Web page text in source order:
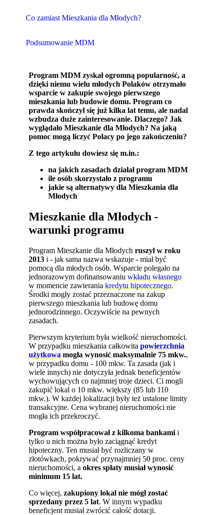
Co zamiast Mieszkania dla Młodych?
Podsumowanie MDM
Program MDM zyskał ogromną popularność, a
dzięki niemu wielu młodych Polaków otrzymało
wsparcie w zakupie swojego pierwszego
mieszkania lub budowie domu. Program co
prawda skończył się już kilka lat temu, ale nadal
wzbudza duże zainteresowanie. Dlaczego? Jak
wyglądało Mieszkanie dla Młodych? Na jaką
pomoc mogą liczyć Polacy po jego zakończeniu?
Z tego artykułu dowiesz się m.in.:
na jakich zasadach działał program MDM
ile osób skorzystało z programu
jakie są alternatywy dla Mieszkania dla
Młodych
Mieszkanie dla Młodych -
warunki programu
Program Mieszkanie dla Młodychruszył w roku
2013 i - jak sama nazwa wskazuje - miał być
pomocą dla młodych osób. Wsparcie polegało na
jednorazowym dofinansowaniuwkładu własnego
w momencie zawieraniakredytu hipotecznego.
Środki mogły zostać przeznaczone na zakup
pierwszego mieszkania lub budowę domu
jednorodzinnego. Oczywiście na pewnych
zasadach.
Pierwszym kryterium była wielkość nieruchomości.
W przypadku mieszkania całkowitapowierzchnia
użytkowa mogła wynosić maksymalnie 75 mkw.,
w przypadku domu - 100 mkw. Ta zasada (jak i
wiele innych) nie dotyczyła jednak beneficjentów
wychowujących co najmniej troje dzieci. Ci mogli
zakupić lokal o 10 mkw. większy (85 lub 110
mkw.). W każdej lokalizacji były też ustalone limity
transakcyjne. Cena wybranej nieruchomości nie
mogła ich przekroczyć.
Program współpracował z kilkoma bankami i
tylko u nich można było zaciągnąć kredyt
hipoteczny. Ten musiał być rozliczany w
złotówkach, pokrywać przynajmniej 50 proc. ceny
nieruchomości, aokres spłaty musiał wynosić
minimum 15 lat.
Co więcej,zakupiony lokal nie mógł zostać
sprzedany przez 5 lat. W innym wypadku
beneficjent musiał zwrócić całość dotacji.